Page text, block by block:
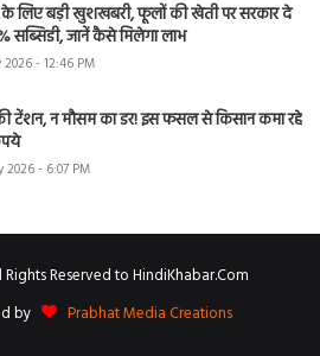
के लिए बड़ी खुशखबरी, फूलों की खेती पर सरकार दे
सब्सिडी, जानें कैसे मिलेगा लाभ
2026 - 12:46 PM
टेंशन, न मौसम का डर! इस फसल से किसान कमा रहे
2026 - 6:07 PM
Reserved to HindiKhabar.Com
by
Prabhat Media Creations